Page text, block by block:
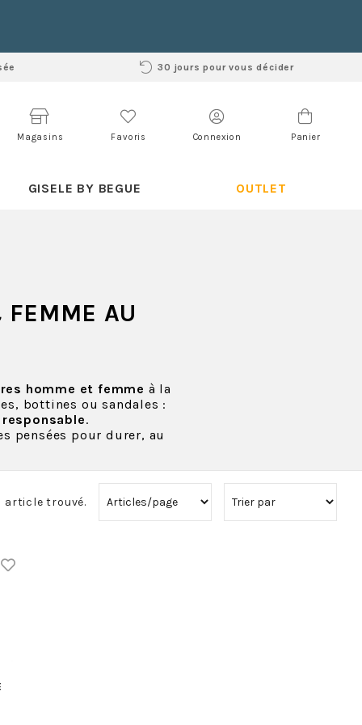
30 jours pour vous décider
Magasins Favoris Connexion Panier
GISELE BY BEGUE OUTLET
AU
homme et femme à la
bottines ou sandales :
.
pensées pour durer, au
article trouvé.